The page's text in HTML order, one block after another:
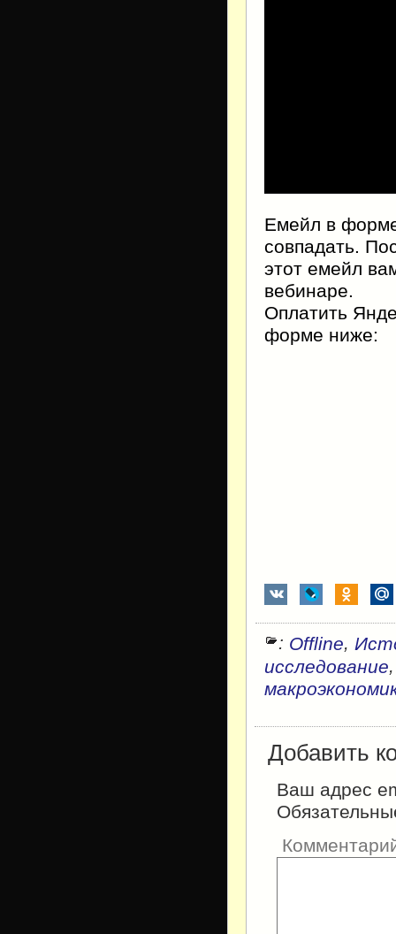
Емейл в
совпадать.
этот емейл
вебинаре.
Оплатить
форме ниже:
: Offline,
исследование
Добавить
Ваш адрес